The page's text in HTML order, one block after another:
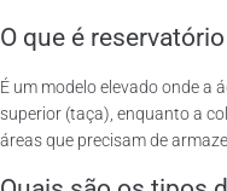
O que é
É um modelo elevado onde a
superior (taça), enquanto a
áreas que precisam de